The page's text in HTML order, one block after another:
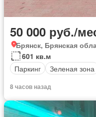
50 000 руб./
Брянск, Брянская
601 кв.м
Паркинг
Зеленая зона
8 часов назад